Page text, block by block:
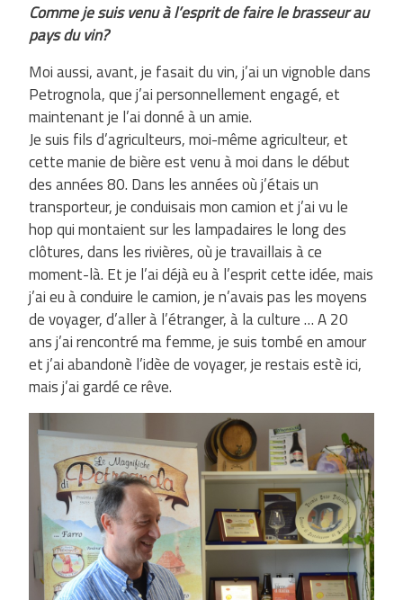
Comme je suis venu à l’esprit de faire le brasseur au
pays du vin?
Moi aussi, avant, je fasait du vin, j’ai un vignoble dans
Petrognola, que j’ai personnellement engagé, et
maintenant je l’ai donné à un amie.
Je suis fils d’agriculteurs, moi-même agriculteur, et
cette manie de bière est venu à moi dans le début
des années 80. Dans les années où j’étais un
transporteur, je conduisais mon camion et j’ai vu le
hop qui montaient sur ​​les lampadaires le long des
clôtures, dans les rivières, où je travaillais à ce
moment-là. Et je l’ai déjà eu à l’esprit cette idée, mais
j’ai eu à conduire le camion, je n’avais pas les moyens
de voyager, d’aller à l’étranger, à la culture … A 20
ans j’ai rencontré ma femme, je suis tombé en amour
et j’ai abandonè l’idèe de voyager, je restais estè ici,
mais j’ai gardé ce rêve.